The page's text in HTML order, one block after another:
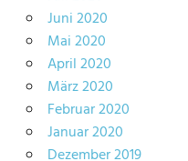
Juni 2020
Mai 2020
April 2020
März 2020
Februar 2020
Januar 2020
Dezember 2019